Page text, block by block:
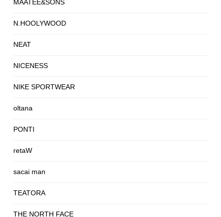
MAATEE&SONS
N.HOOLYWOOD
NEAT
NICENESS
NIKE SPORTWEAR
oltana
PONTI
retaW
sacai man
TEATORA
THE NORTH FACE